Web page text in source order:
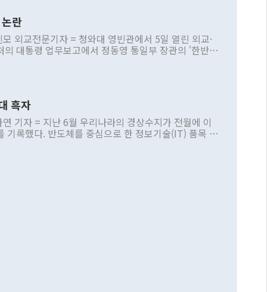
란
외교전문기자 = 청와대 영빈관에서 5일 열린 외교·
의 대통령 업무보고에서 정동영 통일부 장관의 '한반도
조율을 거치지 않은 사안을 정책으로 추진하겠다고 공
비현실적 구상'이라는 비판을 내놨다. 그동안 정 장
발언이 물의를 빚은 적은 여러 번 있지만 대통령과 유
적으로 부정적 입장을 표명한 것은 이례적이다. 정 장
법과 월권을 제어해야 한다는 목소리도 높아지고 있
"현 시점에서 흘러간 선(先)비핵화만 되뇌는 것은
을 확보하기 위해 최선을 다할 것"이라고 말했다. 하
흑자
기자 = 지난 6월 우리나라의 경상수지가 전월에 이
기록했다. 반도체를 중심으로 한 정보기술(IT) 품목 수
1000억달러를 넘어섰다. 상품수입은 644억8000만
퓨터·주변기기(SSD)는 282.7% 증가했다. IT 품목
으며 비IT 품목도 ▲석유제품(47.5%) ▲화공품